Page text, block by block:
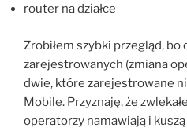
router na działce
Zrobiłem szybki przegląd,
zarejestrowanych (zmiana
dwie, które zarejestrowane
Mobile. Przyznaję, że
operatorzy namawiają i